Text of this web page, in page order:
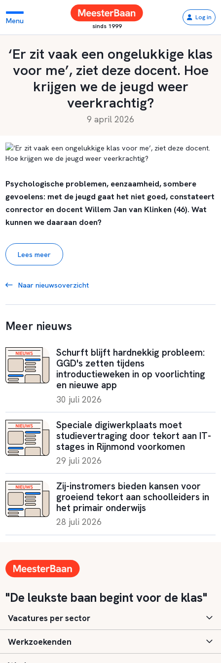
Menu
sinds 1999
Log in
‘Er zit vaak een ongelukkige klas
voor me’, ziet deze docent. Hoe
krijgen we de jeugd weer
veerkrachtig?
9 april 2026
Psychologische problemen, eenzaamheid, sombere
gevoelens: met de jeugd gaat het niet goed, constateert
conrector en docent Willem Jan van Klinken (46). Wat
kunnen we daaraan doen?
Lees meer
Naar nieuwsoverzicht
Meer nieuws
Schurft blijft hardnekkig probleem:
GGD's zetten tijdens
introductieweken in op voorlichting
en nieuwe app
30 juli 2026
Speciale digiwerkplaats moet
studievertraging door tekort aan IT-
stages in Rijnmond voorkomen
29 juli 2026
Zij-instromers bieden kansen voor
groeiend tekort aan schoolleiders in
het primair onderwijs
28 juli 2026
"De leukste baan begint voor de klas"
Vacatures per sector
Basisonderwijs
Werkzoekenden